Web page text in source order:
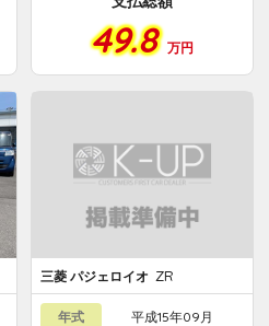
49.8 万円
三菱 パジェロイオ ZR
年式 平成15年09月